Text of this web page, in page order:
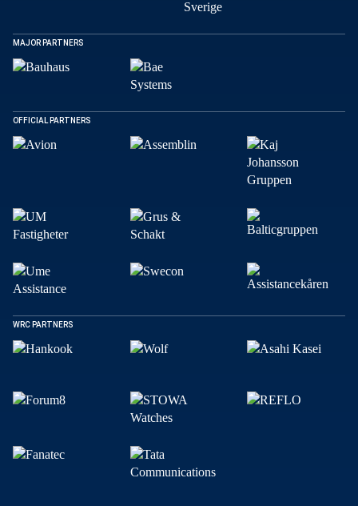
MAJOR PARTNERS
OFFICIAL PARTNERS
WRC PARTNERS